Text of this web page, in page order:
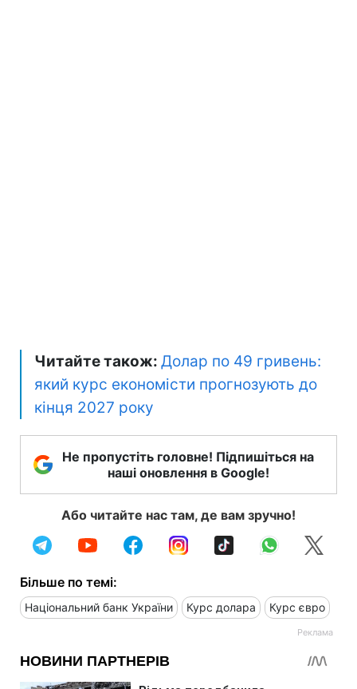
Читайте також: Долар по 49 гривень:
який курс економісти прогнозують до
кінця 2027 року
Не пропустіть головне! Підпишіться на
наші оновлення в Google!
Або читайте нас там, де вам зручно!
Більше по темі:
Національний банк України Курс долара Курс євро